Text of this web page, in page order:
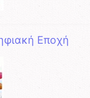
Εποχή